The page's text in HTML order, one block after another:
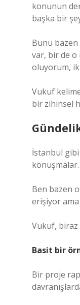
konunun
başka bir
Bunu
var, bir de o
oluyorum,
Vukuf
bir zihinsel
İstanbul
Ben bazen
erişiyor ama
Vukuf, biraz
Basit bir
Bir proje